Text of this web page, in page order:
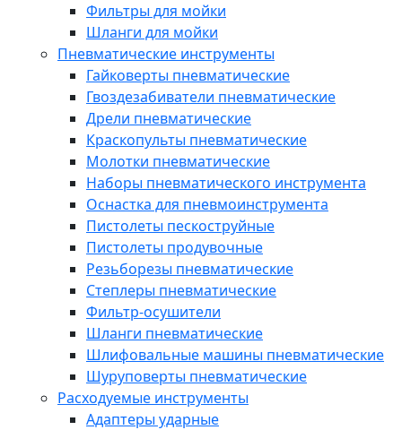
Фильтры для мойки
Шланги для мойки
Пневматические инструменты
Гайковерты пневматические
Гвоздезабиватели пневматические
Дрели пневматические
Краскопульты пневматические
Молотки пневматические
Наборы пневматического инструмента
Оснастка для пневмоинструмента
Пистолеты пескоструйные
Пистолеты продувочные
Резьборезы пневматические
Степлеры пневматические
Фильтр-осушители
Шланги пневматические
Шлифовальные машины пневматические
Шуруповерты пневматические
Расходуемые инструменты
Адаптеры ударные